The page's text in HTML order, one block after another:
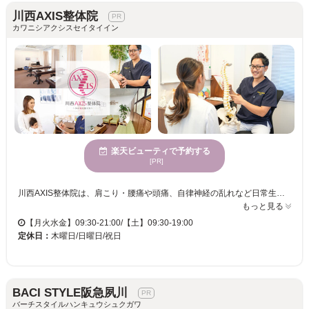
川西AXIS整体院
カワニシアクシスセイタイイン
楽天ビューティで予約する
[PR]
川西AXIS整体院は、肩こり・腰痛や頭痛、自律神経の乱れなど日常生活に支障をきたすお体の不調を根本から改善していく整体院です。この場所では、ポジティブな時間を過ごすことができ、日々の忙しさやストレスから解放されることを実感していただけます。特に、多くの女性のお客様から高い支持を得ています。心が穏やかになる居心地の良い空間で、自分のペースでリラックスしたひとときを過ごせるのが特徴です。そして、歪みやコリの改善を得意としているため、身体の不調を感じている方々にもうれしいプラスを提供します。お子様連れでのご来院も歓迎しており、駐車場も完備されていますので、車でのアクセスも安心です。非日常のリラックスを川西AXIS整体院でぜひお楽しみください。
もっと見る
【月火水金】09:30-21:00/【土】09:30-19:00
定休日： 木曜日/日曜日/祝日
BACI STYLE阪急夙川
バーチスタイルハンキュウシュクガワ